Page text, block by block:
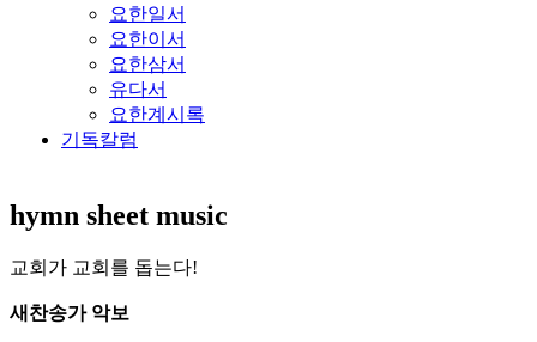
요한일서
요한이서
요한삼서
유다서
요한계시록
기독칼럼
hymn sheet music
교회가 교회를 돕는다!
새찬송가 악보